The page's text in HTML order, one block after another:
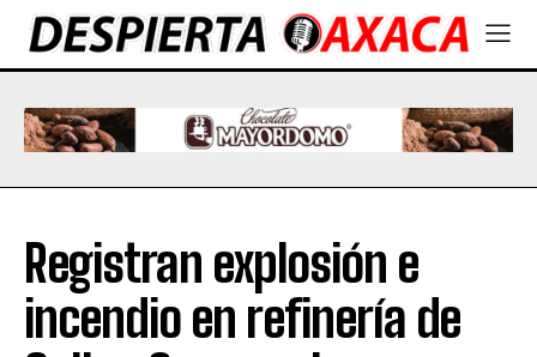
Registran explosión e
incendio en refinería de